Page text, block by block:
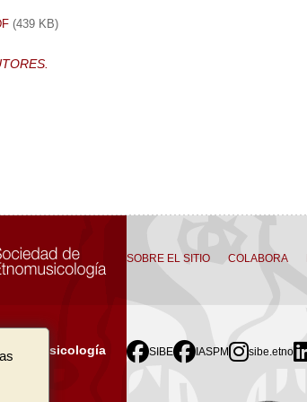
(439 KB)
Etnomusicología
SOBRE EL SITIO COLABORA
SIBE IASPM sibe.etno